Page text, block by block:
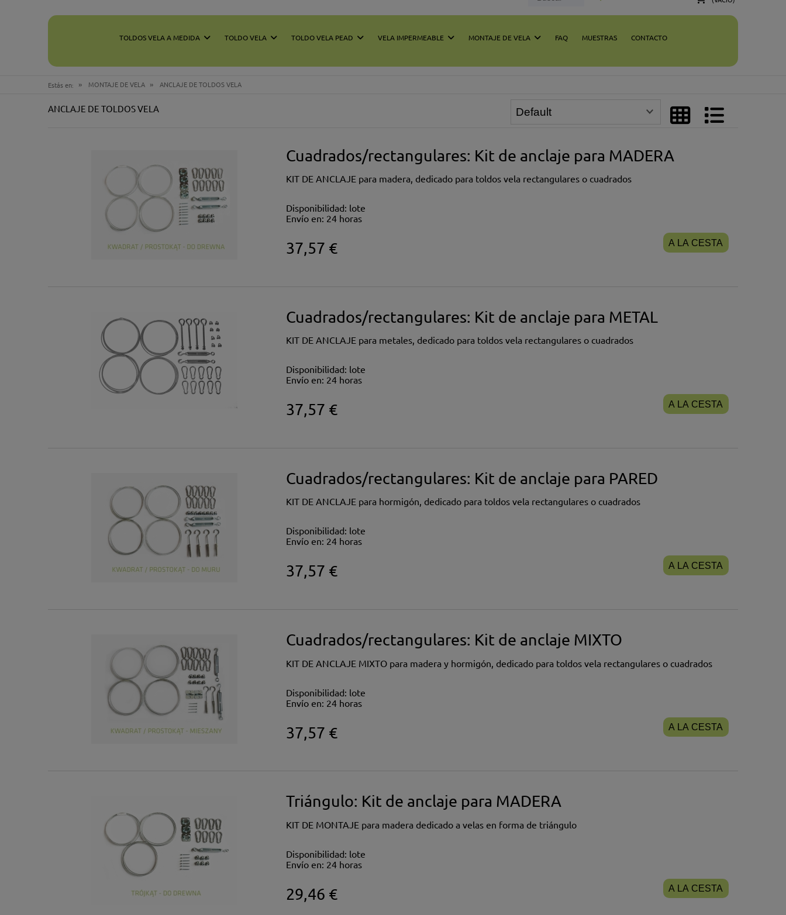
TOLDOS VELA A MEDIDA TOLDO VELA TOLDO VELA PEAD VELA IMPERMEABLE MONTAJE DE VELA FAQ MUESTRAS CONTACTO
Estás en: » MONTAJE DE VELA » ANCLAJE DE TOLDOS VELA
ANCLAJE DE TOLDOS VELA
Cuadrados/rectangulares: Kit de anclaje para MADERA
KIT DE ANCLAJE para madera, dedicado para toldos vela rectangulares o cuadrados
Disponibilidad: lote
Envío en: 24 horas
37,57 € A LA CESTA
Cuadrados/rectangulares: Kit de anclaje para METAL
KIT DE ANCLAJE para metales, dedicado para toldos vela rectangulares o cuadrados
Disponibilidad: lote
Envío en: 24 horas
37,57 € A LA CESTA
Cuadrados/rectangulares: Kit de anclaje para PARED
KIT DE ANCLAJE para hormigón, dedicado para toldos vela rectangulares o cuadrados
Disponibilidad: lote
Envío en: 24 horas
37,57 € A LA CESTA
Cuadrados/rectangulares: Kit de anclaje MIXTO
KIT DE ANCLAJE MIXTO para madera y hormigón, dedicado para toldos vela rectangulares o cuadrados
Disponibilidad: lote
Envío en: 24 horas
37,57 € A LA CESTA
Triángulo: Kit de anclaje para MADERA
KIT DE MONTAJE para madera dedicado a velas en forma de triángulo
Disponibilidad: lote
Envío en: 24 horas
29,46 € A LA CESTA